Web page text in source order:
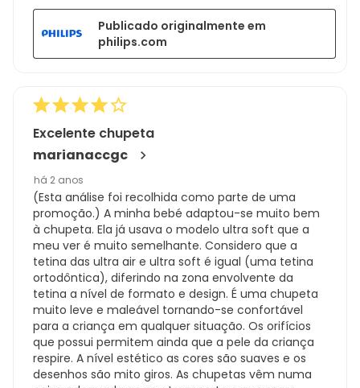
Publicado originalmente em
philips.com
Excelente chupeta
marianaccgc
há 2 anos
(Esta análise foi recolhida como parte de uma
promoção.) A minha bebé adaptou-se muito bem
à chupeta. Ela já usava o modelo ultra soft que a
meu ver é muito semelhante. Considero que a
tetina das ultra air e ultra soft é igual (uma tetina
ortodôntica), diferindo na zona envolvente da
tetina a nível de formato e design. É uma chupeta
muito leve e maleável tornando-se confortável
para a criança em qualquer situação. Os orifícios
que possui permitem ainda que a pele da criança
respire. A nível estético as cores são suaves e os
desenhos são mito giros. As chupetas vêm numa